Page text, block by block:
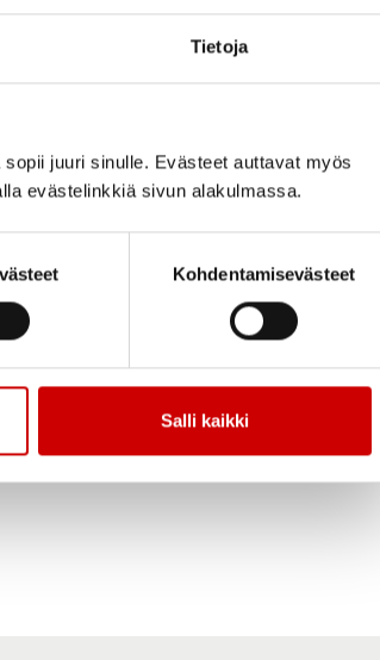
Tietoja
juuri sinulle. Evästeet auttavat myös
evästelinkkiä sivun alakulmassa.
Kohdentamisevästeet
Salli kaikki
YHTEYSTIEDOT